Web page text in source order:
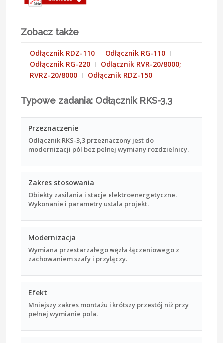
Zobacz także
Odłącznik RDZ-110
Odłącznik RG-110
Odłącznik RG-220
Odłącznik RVR-20/8000;
RVRZ-20/8000
Odłącznik RDZ-150
Typowe zadania: Odłącznik RKS-3,3
Przeznaczenie
Odłącznik RKS-3,3 przeznaczony jest do
modernizacji pól bez pełnej wymiany rozdzielnicy.
Zakres stosowania
Obiekty zasilania i stacje elektroenergetyczne.
Wykonanie i parametry ustala projekt.
Modernizacja
Wymiana przestarzałego węzła łączeniowego z
zachowaniem szafy i przyłączy.
Efekt
Mniejszy zakres montażu i krótszy przestój niż przy
pełnej wymianie pola.